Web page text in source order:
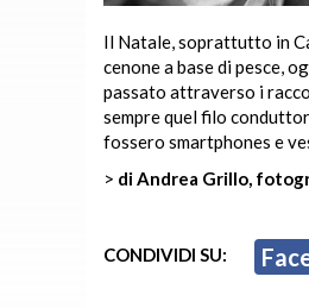
Il Natale, soprattutto in
cenone a base di pesce,
passato attraverso i
sempre quel filo
fossero smartphones e
> di Andrea Grillo,
CONDIVIDI SU: